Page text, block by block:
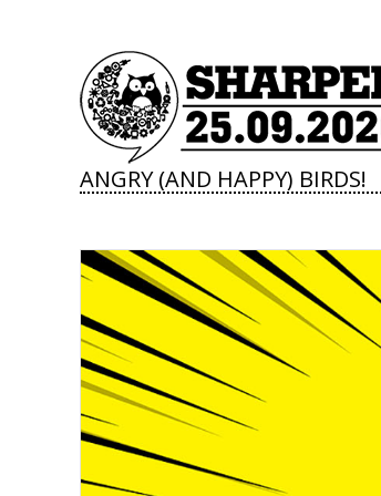
ANGRY (AND HAPPY) BIRDS!